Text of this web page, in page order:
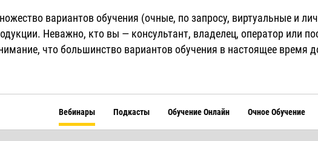
вариантов обучения (очные, по запросу, виртуальные и
Неважно, кто вы — консультант, владелец, оператор или
что большинство вариантов обучения в настоящее время
Вебинары Подкасты Обучение Онлайн Очное Обучение